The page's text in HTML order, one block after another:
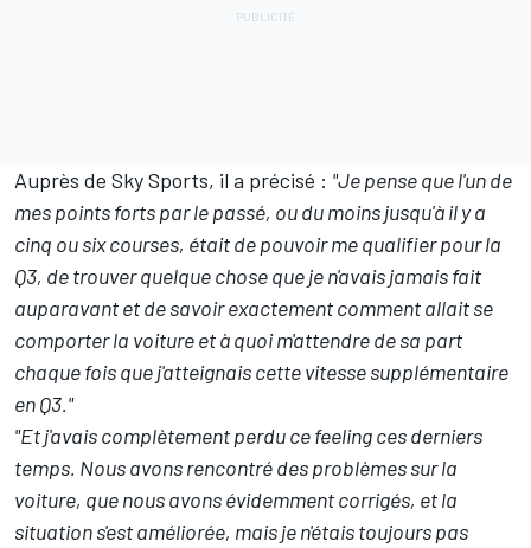
Auprès de Sky Sports, il a précisé : "Je pense que l'un de
mes points forts par le passé, ou du moins jusqu'à il y a
cinq ou six courses, était de pouvoir me qualifier pour la
Q3, de trouver quelque chose que je n'avais jamais fait
auparavant et de savoir exactement comment allait se
comporter la voiture et à quoi m'attendre de sa part
chaque fois que j'atteignais cette vitesse supplémentaire
en Q3."
"Et j'avais complètement perdu ce feeling ces derniers
temps. Nous avons rencontré des problèmes sur la
voiture, que nous avons évidemment corrigés, et la
situation s'est améliorée, mais je n'étais toujours pas